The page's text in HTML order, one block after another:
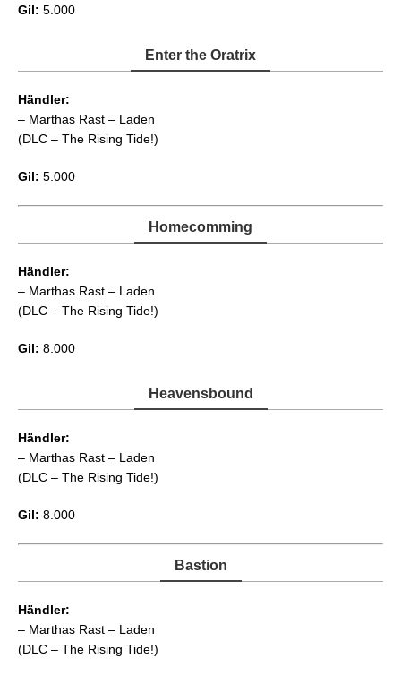
Gil: 5.000
Enter the Oratrix
Händler:
– Marthas Rast – Laden
(DLC – The Rising Tide!)
Gil: 5.000
Homecomming
Händler:
– Marthas Rast – Laden
(DLC – The Rising Tide!)
Gil: 8.000
Heavensbound
Händler:
– Marthas Rast – Laden
(DLC – The Rising Tide!)
Gil: 8.000
Bastion
Händler:
– Marthas Rast – Laden
(DLC – The Rising Tide!)